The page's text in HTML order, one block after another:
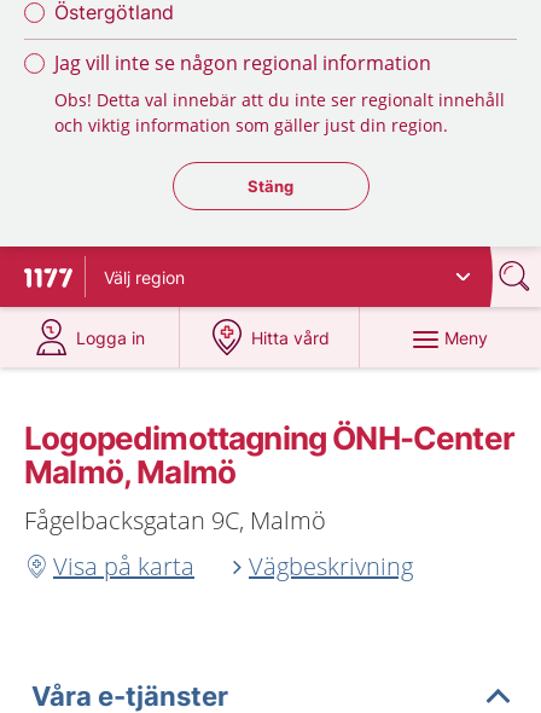
Östergötland
Jag vill inte se någon regional information
Obs! Detta val innebär att du inte ser regionalt innehåll
och viktig information som gäller just din region.
Stäng regionsväljaren
Stäng
Till startsidan för 1177
Välj region
Logga in
på 1177.se
Hitta vård
på 1177.se
Meny
Logopedimottagning ÖNH-Center
Malmö, Malmö
Fågelbacksgatan 9C, Malmö
Visa på karta
Vägbeskrivning
Våra e-tjänster